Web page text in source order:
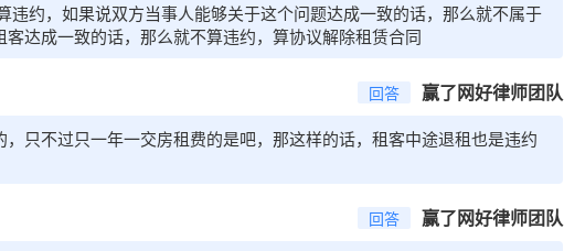
违约，如果说双方当事人能够关于这个问题达成一致的话，那么就不属于
达成一致的话，那么就不算违约，算协议解除租赁合同
回答 赢了网好律师团队
只不过只一年一交房租费的是吧，那这样的话，租客中途退租也是违约
回答 赢了网好律师团队